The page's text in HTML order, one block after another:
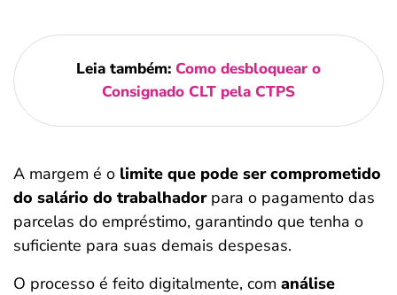
Leia também: Como desbloquear o
Consignado CLT pela CTPS
A margem é o limite que pode ser comprometido
do salário do trabalhadorpara o pagamento das
parcelas do empréstimo, garantindo que tenha o
suficiente para suas demais despesas.
O processo é feito digitalmente, com análise